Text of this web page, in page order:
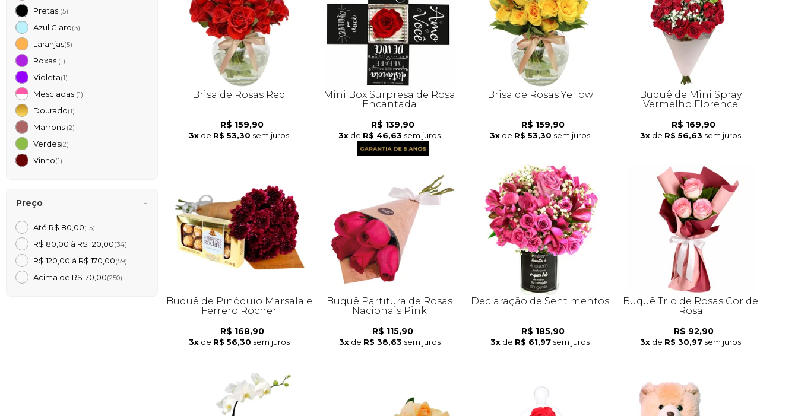
Pretas (5)
Azul Claro(3)
Laranjas(5)
Roxas (1)
Violeta(1)
Mescladas (1)
Dourado(1)
Marrons (2)
Verdes(2)
Vinho(1)
Preço
Até R$ 80,00(15)
R$ 80,00 à R$ 120,00(34)
R$ 120,00 à R$ 170,00(59)
Acima de R$170,00(250)
Brisa de Rosas Red
R$ 159,90
3x de R$ 53,30 sem juros
Mini Box Surpresa de Rosa
Encantada
R$ 139,90
3x de R$ 46,63 sem juros
Brisa de Rosas Yellow
R$ 159,90
3x de R$ 53,30 sem juros
Buquê de Mini Spray
Vermelho Florence
R$ 169,90
3x de R$ 56,63 sem juros
Buquê de Pinóquio Marsala e
Ferrero Rocher
R$ 168,90
3x de R$ 56,30 sem juros
Buquê Partitura de Rosas
Nacionais Pink
R$ 115,90
3x de R$ 38,63 sem juros
Declaração de Sentimentos
R$ 185,90
3x de R$ 61,97 sem juros
Buquê Trio de Rosas Cor de
Rosa
R$ 92,90
3x de R$ 30,97 sem juros